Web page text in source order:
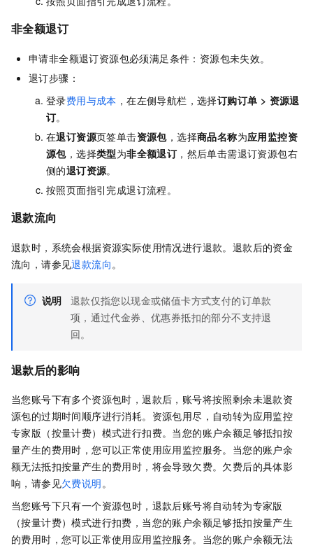
非全额退订
申请非全额退订资源包必须满足条件：资源包未失效。
退订步骤：
登录费用与成本 ，在左侧导航栏，选择订购订单 > 资源退
订。
在退订资源页签单击资源包，选择商品名称为应用监控资
源包，选择类型为非全额退订，然后单击需退订资源包右
侧的退订资源。
按照页面指引完成退订流程。
退款流向
退款时，系统会根据资源实际使用情况进行退款。 退款后的资金
流向，请参见退款流向 。
说明
退款仅指您以现金或储值卡方式支付的订单款
项，通过代金券、优惠券抵扣的部分不支持退
回。
退款后的影响
当您账号下有多个资源包时，退款后，账号将按照剩余未退款资
源包的过期时间顺序进行消耗。资源包用尽，自动转为应用监控
专家版（按量计费）模式进行扣费。当您的账户余额足够抵扣按
量产生的费用时，您可以正常使用应用监控服务。当您的账户余
额无法抵扣按量产生的费用时，将会导致欠费。欠费后的具体影
响，请参见欠费说明。
当您账号下只有一个资源包时，退款后账号将自动转为专家版
（按量计费）模式进行扣费，当您的账户余额足够抵扣按量产生
的费用时，您可以正常使用应用监控服务。当您的账户余额无法